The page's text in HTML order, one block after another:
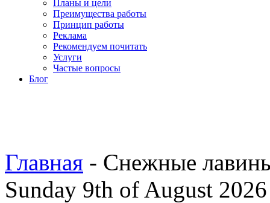
Планы и цели
Преимущества работы
Принцип работы
Реклама
Рекомендуем почитать
Услуги
Частые вопросы
Блог
Главная - Снежные
Sunday 9th of August 2026